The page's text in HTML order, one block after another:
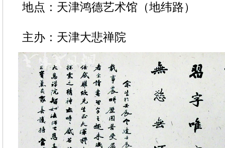
地点：天津鸿德艺术馆（地纬路）
主办：天津大悲禅院